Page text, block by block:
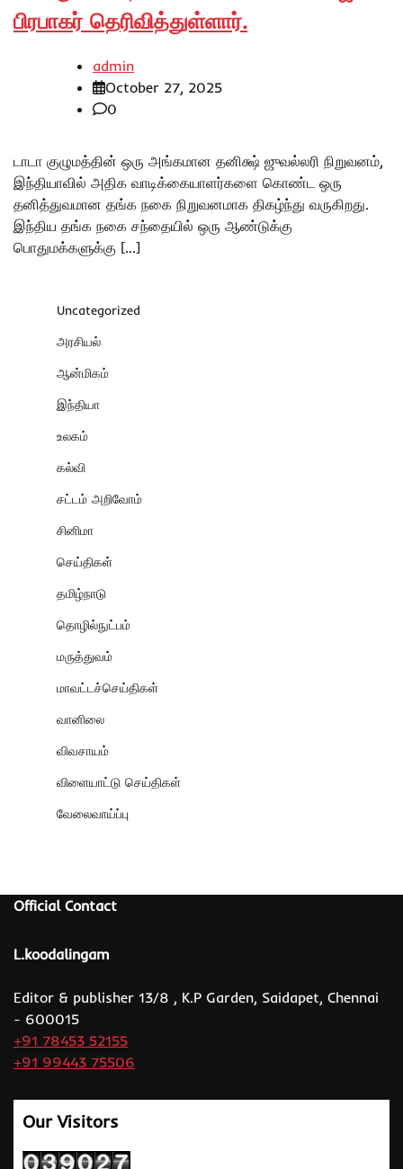
பிரபாகர் தெரிவித்துள்ளார்.
admin
October 27, 2025
0
டாடா குழுமத்தின் ஒரு அங்கமான தனிக்ஷ் ஜுவல்லரி நிறுவனம்,
இந்தியாவில் அதிக வாடிக்கையாளர்களை கொண்ட ஒரு
தனித்துவமான தங்க நகை நிறுவனமாக திகழ்ந்து வருகிறது.
இந்திய தங்க நகை சந்தையில் ஒரு ஆண்டுக்கு
பொதுமக்களுக்கு […]
Uncategorized
அரசியல்
ஆன்மிகம்
இந்தியா
உலகம்
கல்வி
சட்டம் அறிவோம்
சினிமா
செய்திகள்
தமிழ்நாடு
தொழில்நுட்பம்
மருத்துவம்
மாவட்டச்செய்திகள்
வானிலை
விவசாயம்
விளையாட்டு செய்திகள்
வேலைவாய்ப்பு
Official Contact
L.koodalingam
Editor & publisher 13/8 , K.P Garden, Saidapet, Chennai
- 600015
+91 78453 52155
+91 99443 75506
Our Visitors